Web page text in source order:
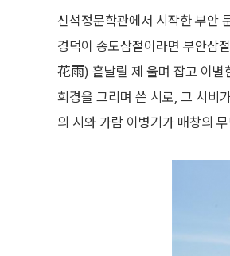
신석정문학관에서 시작한 부안
경덕이 송도삼절이라면 부안삼
花雨) 흩날릴 제 울며 잡고 이별
희경을 그리며 쓴 시로, 그 시비
의 시와 가람 이병기가 매창의 무